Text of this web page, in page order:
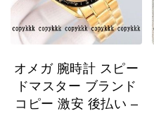
オメガ 腕時計 スピー
ドマスター ブランド
コピー 激安 後払い –